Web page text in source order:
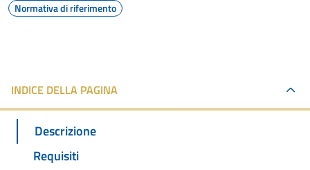
Normativa di riferimento
INDICE DELLA PAGINA
Descrizione
Requisiti